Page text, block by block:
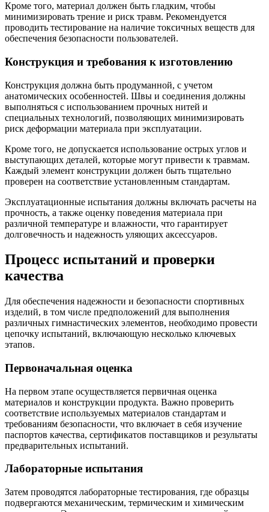
Кроме того, материал должен быть гладким, чтобы
минимизировать трение и риск травм. Рекомендуется
проводить тестирование на наличие токсичных веществ для
обеспечения безопасности пользователей.
Конструкция и требования к изготовлению
Конструкция должна быть продуманной, с учетом
анатомических особенностей. Швы и соединения должны
выполняться с использованием прочных нитей и
специальных технологий, позволяющих минимизировать
риск деформации материала при эксплуатации.
Кроме того, не допускается использование острых углов и
выступающих деталей, которые могут привести к травмам.
Каждый элемент конструкции должен быть тщательно
проверен на соответствие установленным стандартам.
Эксплуатационные испытания должны включать расчеты на
прочность, а также оценку поведения материала при
различной температуре и влажности, что гарантирует
долговечность и надежность уляющих аксессуаров.
Процесс испытаний и проверки
качества
Для обеспечения надежности и безопасности спортивных
изделий, в том числе предположений для выполнения
различных гимнастических элементов, необходимо провести
цепочку испытаний, включающую несколько ключевых
этапов.
Первоначальная оценка
На первом этапе осуществляется первичная оценка
материалов и конструкции продукта. Важно проверить
соответствие используемых материалов стандартам и
требованиям безопасности, что включает в себя изучение
паспортов качества, сертификатов поставщиков и результаты
предварительных испытаний.
Лабораторные испытания
Затем проводятся лабораторные тестирования, где образцы
подвергаются механическим, термическим и химическим